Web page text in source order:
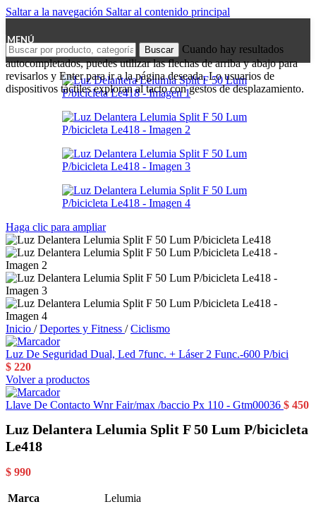
Saltar a la navegación Saltar al contenido principal
MENÚ
Buscar
Cuando hay resultados
autocompletados, puedes utilizar las flechas de arriba y abajo para
revisarlos y Enter para ir a la página deseada. Lo usuarios de
dispositivos táctiles exploran al tacto con gestos de desplazamiento.
Haga clic para ampliar
Inicio / Deportes y Fitness / Ciclismo
Luz De Seguridad Dual, Led 7func. + Láser 2 Func.-600 P/bici
$ 220
Volver a productos
Llave De Contacto Wnr Fair/max /baccio Px 110 - Gtm00036 $ 450
Luz Delantera Lelumia Split F 50 Lum P/bicicleta
Le418
$ 990
Marca Lelumia